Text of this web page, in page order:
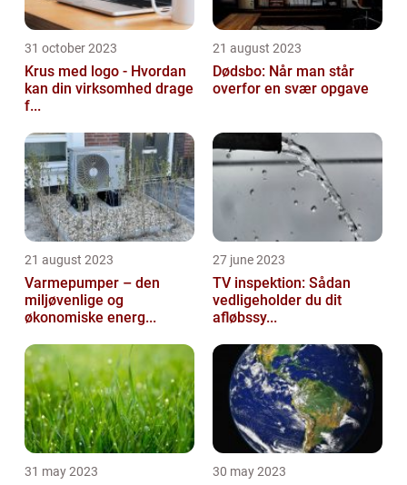
31 october 2023
Krus med logo - Hvordan
kan din virksomhed drage
f...
21 august 2023
Dødsbo: Når man står
overfor en svær opgave
21 august 2023
Varmepumper – den
miljøvenlige og
økonomiske energ...
27 june 2023
TV inspektion: Sådan
vedligeholder du dit
afløbssy...
31 may 2023 30 may 2023